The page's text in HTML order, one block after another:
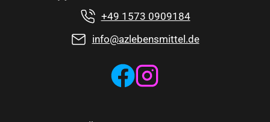
+49 1573 0909184
info@azlebensmittel.de